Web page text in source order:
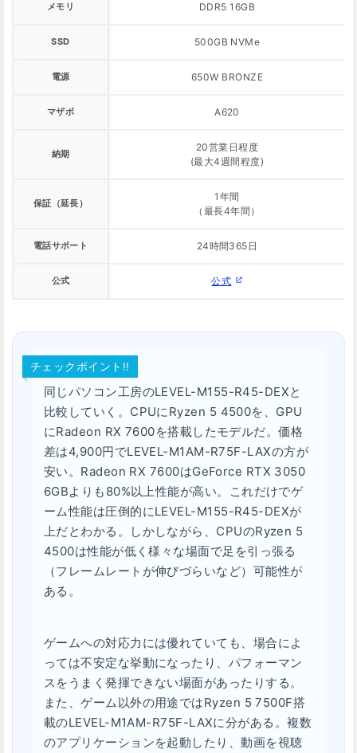
メモリ DDR5 16GB
SSD 500GB NVMe
電源 650W BRONZE
マザボ A620
納期
20営業日程度
(最大4週間程度)
保証（延長）
1年間
（最長4年間）
電話サポート 24時間365日
公式 公式
チェックポイント!!
同じパソコン工房のLEVEL-M155-R45-DEXと
比較していく。CPUにRyzen 5 4500を、GPU
にRadeon RX 7600を搭載したモデルだ。価格
差は4,900円でLEVEL-M1AM-R75F-LAXの方が
安い。Radeon RX 7600はGeForce RTX 3050
6GBよりも80%以上性能が高い。これだけでゲ
ーム性能は圧倒的にLEVEL-M155-R45-DEXが
上だとわかる。しかしながら、CPUのRyzen 5
4500は性能が低く様々な場面で足を引っ張る
（フレームレートが伸びづらいなど）可能性が
ある。
ゲームへの対応力には優れていても、場合によ
っては不安定な挙動になったり、パフォーマン
スをうまく発揮できない場面があったりする。
また、ゲーム以外の用途ではRyzen 5 7500F搭
載のLEVEL-M1AM-R75F-LAXに分がある。複数
のアプリケーションを起動したり、動画を視聴